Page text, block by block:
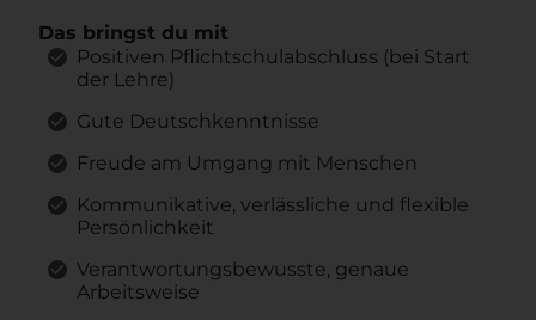
Das bringst du mit
Positiven Pflichtschulabschluss (bei Start
der Lehre)
Gute Deutschkenntnisse
Freude am Umgang mit Menschen
Kommunikative, verlässliche und flexible
Persönlichkeit
Verantwortungsbewusste, genaue
Arbeitsweise